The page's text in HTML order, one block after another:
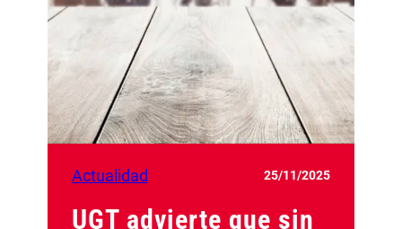
Actualidad 25/11/2025
UGT advierte que sin